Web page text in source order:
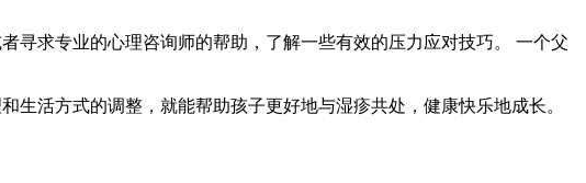
寻求专业的心理咨询师的帮助，了解一些有效的压力应对技巧。 一个父
活方式的调整，就能帮助孩子更好地与湿疹共处，健康快乐地成长。